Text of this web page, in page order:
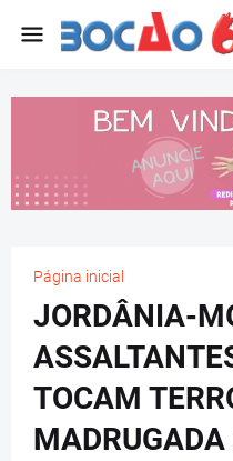
Página inicial
JORDÂNIA-
TOCAM